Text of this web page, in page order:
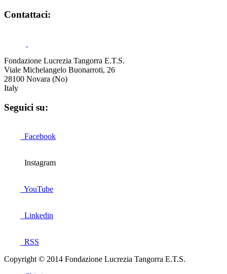
Contattaci:
Fondazione Lucrezia Tangorra E.T.S.
Viale Michelangelo Buonarroti, 26
28100 Novara (No)
Italy
Seguici su:
Facebook
Instagram
YouTube
Linkedin
RSS
Copyright © 2014 Fondazione Lucrezia Tangorra E.T.S.